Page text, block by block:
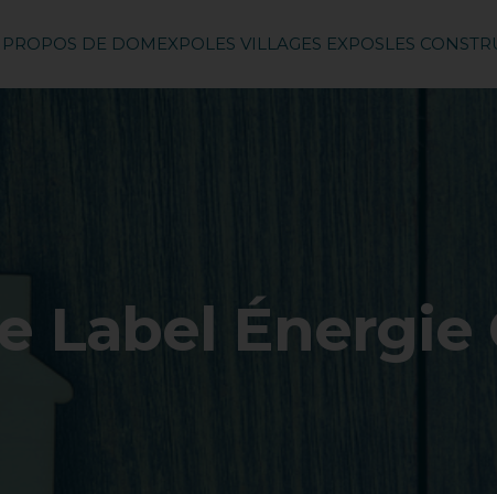
DE DOMEXPOLES VILLAGES EXPOSLES
Label Énergie